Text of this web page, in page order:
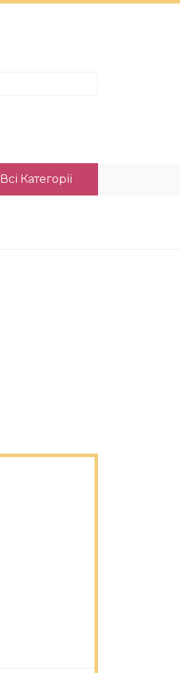
Всі Категорії